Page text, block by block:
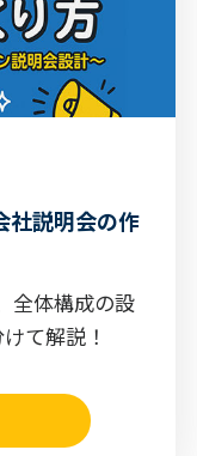
社説明会の作
全体構成の設
て解説！